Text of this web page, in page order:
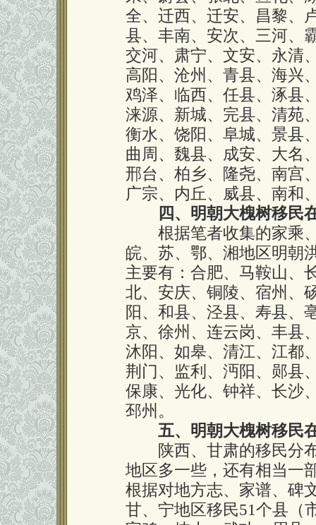
全、迁西、迁安、昌黎、
县、丰南、安次、三河、
交河、肃宁、文安、永清
高阳、沧州、青县、海兴
鸡泽、临西、任县、涿县
涞源、新城、完县、清苑
衡水、饶阳、阜城、景县
曲周、魏县、成安、大名
邢台、柏乡、隆尧、南宫
广宗、内丘、威县、南和
四、明朝大槐树移民
根据笔者收集的家乘、
皖、苏、鄂、湘地区明朝
主要有：合肥、马鞍山、
北、安庆、铜陵、宿州、
阳、和县、泾县、寿县、
京、徐州、连云岗、丰县
沐阳、如皋、清江、江都
荆门、监利、沔阳、郧县
保康、光化、钟祥、长沙
邳州。
五、明朝大槐树移民
陕西、甘肃的移民分布
地区多一些，还有相当一
根据对地方志、家谱、碑
甘、宁地区移民51个县（